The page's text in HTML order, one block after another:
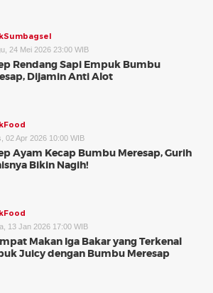
24 Mei 2026 23:00 WIB
Rendang Sapi Empuk Bumbu
Dijamin Anti Alot
02 Apr 2026 10:00 WIB
Ayam Kecap Bumbu Meresap, Gurih
Bikin Nagih!
13 Jan 2026 17:00 WIB
Makan Iga Bakar yang Terkenal
Juicy dengan Bumbu Meresap